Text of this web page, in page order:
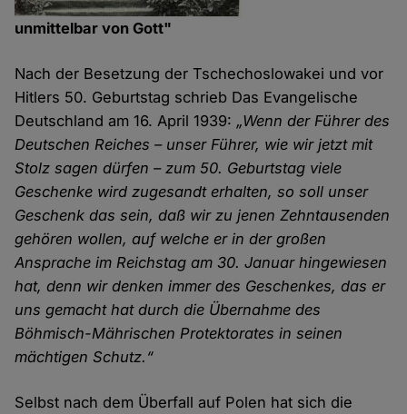
unmittelbar von Gott"
Nach der Besetzung der Tschechoslowakei und vor
Hitlers 50. Geburtstag schrieb Das Evangelische
Deutschland am 16. April 1939: „Wenn der Führer des
Deutschen Reiches – unser Führer, wie wir jetzt mit
Stolz sagen dürfen – zum 50. Geburtstag viele
Geschenke wird zugesandt erhalten, so soll unser
Geschenk das sein, daß wir zu jenen Zehntausenden
gehören wollen, auf welche er in der großen
Ansprache im Reichstag am 30. Januar hingewiesen
hat, denn wir denken immer des Geschenkes, das er
uns gemacht hat durch die Übernahme des
Böhmisch-Mährischen Protektorates in seinen
mächtigen Schutz.“
Selbst nach dem Überfall auf Polen hat sich die